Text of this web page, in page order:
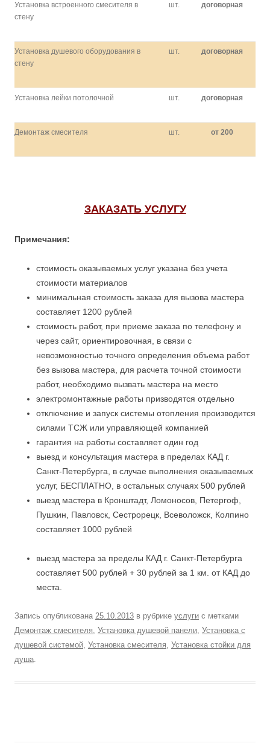
Установка встроенного смесителя в
стену
шт. договорная
Установка душевого оборудования в
стену
шт. договорная
Установка лейки потолочной шт. договорная
Демонтаж смесителя шт. от 200
ЗАКАЗАТЬ УСЛУГУ
Примечания:
стоимость оказываемых услуг указана без учета
стоимости материалов
минимальная стоимость заказа для вызова мастера
составляет 1200 рублей
стоимость работ, при приеме заказа по телефону и
через сайт, ориентировочная, в связи с
невозможностью точного определения объема работ
без вызова мастера, для расчета точной стоимости
работ, необходимо вызвать мастера на место
электромонтажные работы призводятся отдельно
отключение и запуск системы отопления производится
силами ТСЖ или управляющей компанией
гарантия на работы составляет один год
выезд и консультация мастера в пределах КАД г.
Санкт-Петербурга, в случае выполнения оказываемых
услуг, БЕСПЛАТНО, в остальных случаях 500 рублей
выезд мастера в Кронштадт, Ломоносов, Петергоф,
Пушкин, Павловск, Сестрорецк, Всеволожск, Колпино
составляет 1000 рублей
выезд мастера за пределы КАД г. Санкт-Петербурга
составляет 500 рублей + 30 рублей за 1 км. от КАД до
места.
Запись опубликована 25.10.2013 в рубрике услуги с метками
Демонтаж смесителя, Установка душевой панели, Установка с
душевой системой, Установка смесителя, Установка стойки для
душа.